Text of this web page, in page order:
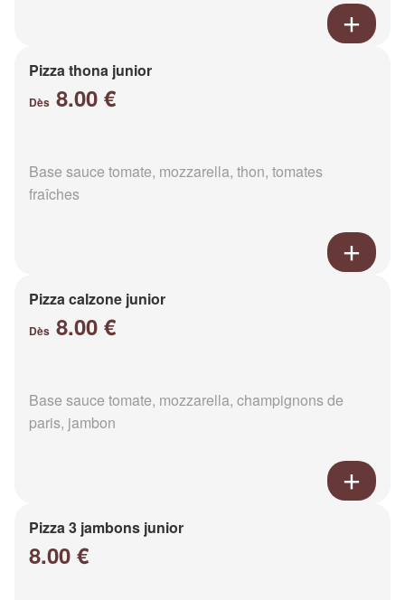
Pizza thona junior
Dès 8.00 €
Base sauce tomate, mozzarella, thon, tomates
fraîches
Pizza calzone junior
Dès 8.00 €
Base sauce tomate, mozzarella, champignons de
paris, jambon
Pizza 3 jambons junior
8.00 €